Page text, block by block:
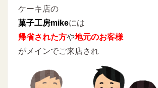
ケーキ店の
菓子工房mikeには
帰省された方や地元のお客様
がメインでご来店され